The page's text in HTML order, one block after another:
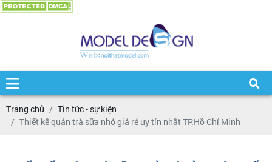
Trang chủ
Tin tức - sự kiện
Thiết kế quán trà sữa nhỏ giá rẻ uy tín nhất TP.Hồ Chí Minh